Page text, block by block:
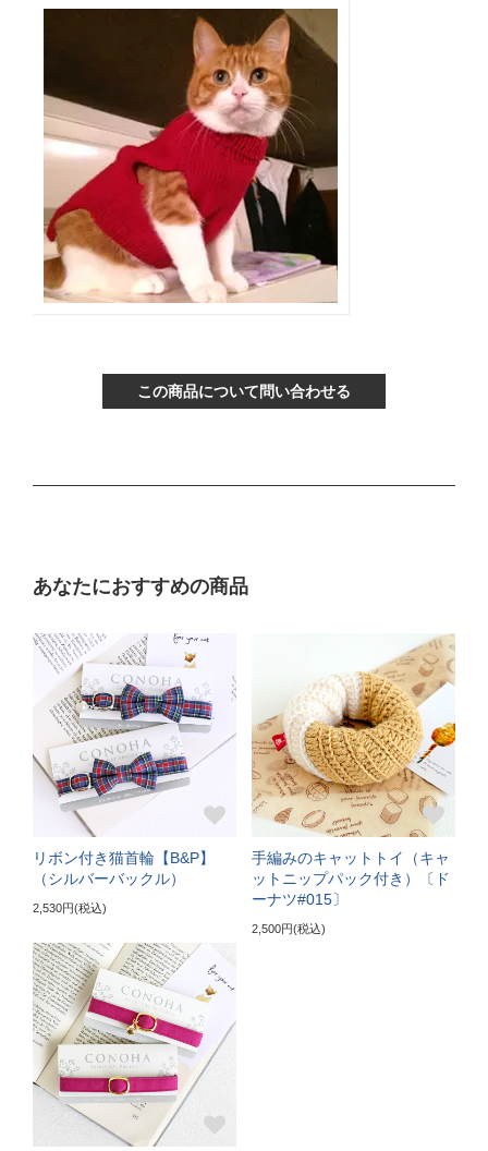
この商品について問い合わせる
あなたにおすすめの商品
リボン付き猫首輪【B&P】
（シルバーバックル）
2,530円(税込)
手編みのキャットトイ（キャ
ットニップパック付き）〔ド
ーナツ#015〕
2,500円(税込)